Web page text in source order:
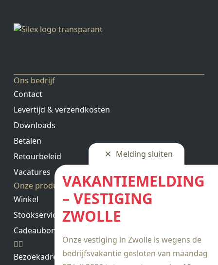
Melding sluiten
VAKANTIEMELDING
– VESTIGING
ZWOLLE
Onze vestiging in Zwolle is wegens de
bedrijfsvakantie gesloten van maandag
Ons bedrijf
Contact
Levertijd & verzendkosten
Downloads
Betalen
Retourbeleid
Vacatures
Onze producten
Winkel
Stookservice
Cadeaubon saldo
Bezoekadres